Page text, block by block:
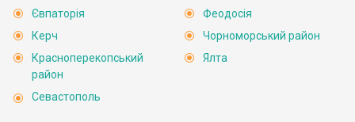
Євпаторія
Керч
Красноперекопський
район
Севастополь
Феодосія
Чорноморський район
Ялта